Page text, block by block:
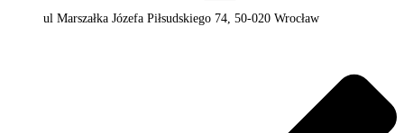
ul Marszałka Józefa Piłsudskiego 74, 50-020 Wrocław